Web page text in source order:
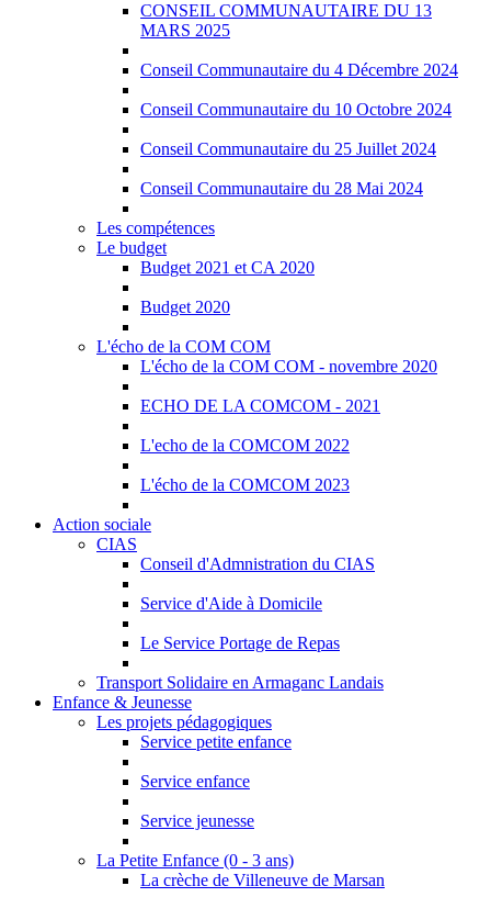
CONSEIL COMMUNAUTAIRE DU 13
MARS 2025
Conseil Communautaire du 4 Décembre 2024
Conseil Communautaire du 10 Octobre 2024
Conseil Communautaire du 25 Juillet 2024
Conseil Communautaire du 28 Mai 2024
Les compétences
Le budget
Budget 2021 et CA 2020
Budget 2020
L'écho de la COM COM
L'écho de la COM COM - novembre 2020
ECHO DE LA COMCOM - 2021
L'echo de la COMCOM 2022
L'écho de la COMCOM 2023
Action sociale
CIAS
Conseil d'Admnistration du CIAS
Service d'Aide à Domicile
Le Service Portage de Repas
Transport Solidaire en Armaganc Landais
Enfance & Jeunesse
Les projets pédagogiques
Service petite enfance
Service enfance
Service jeunesse
La Petite Enfance (0 - 3 ans)
La crèche de Villeneuve de Marsan